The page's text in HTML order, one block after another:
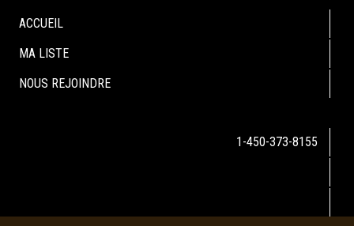
ACCUEIL
MA LISTE
NOUS REJOINDRE
1-450-373-8155